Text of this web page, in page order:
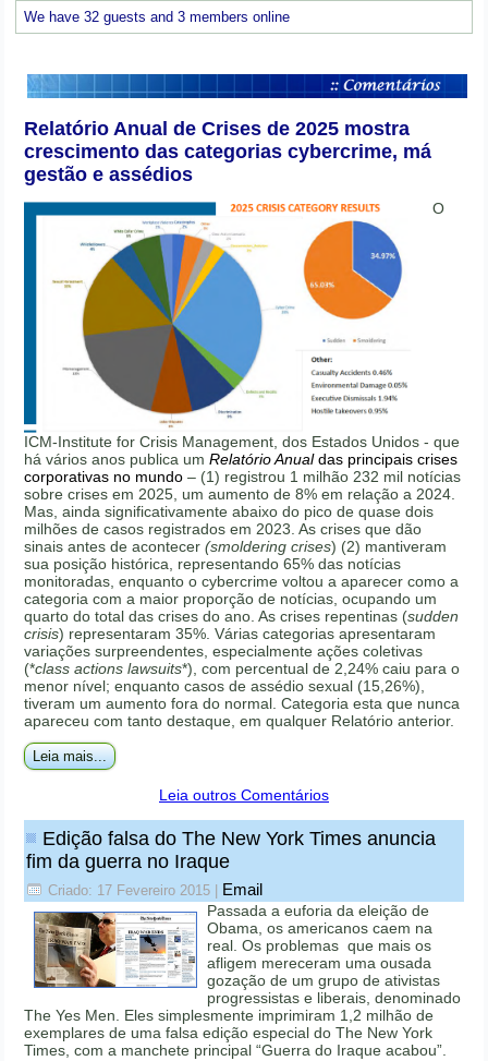
We have 32 guests and 3 members online
Relatório Anual de Crises de 2025 mostra
crescimento das categorias cybercrime, má
gestão e assédios
O
ICM-Institute for Crisis Management, dos Estados Unidos - que
há vários anos publica umRelatório Anualdas principais crises
corporativas no mundo – (1) registrou 1 milhão 232 mil notícias
sobre crises em 2025, um aumento de 8% em relação a 2024.
Mas, ainda significativamente abaixo do pico de quase dois
milhões de casos registrados em 2023. As crises que dão
sinais antes de acontecer(smoldering crises) (2) mantiveram
sua posição histórica, representando 65% das notícias
monitoradas, enquanto o cybercrime voltou a aparecer como a
categoria com a maior proporção de notícias, ocupando um
quarto do total das crises do ano. As crises repentinas (sudden
crisis) representaram 35%. Várias categorias apresentaram
variações surpreendentes, especialmente ações coletivas
(*class actions lawsuits*), com percentual de 2,24% caiu para o
menor nível; enquanto casos de assédio sexual (15,26%),
tiveram um aumento fora do normal. Categoria esta que nunca
apareceu com tanto destaque, em qualquer Relatório anterior.
Leia mais...
Leia outros Comentários
Edição falsa do The New York Times anuncia
fim da guerra no Iraque
Criado: 17 Fevereiro 2015 Email
Passada a euforia da eleição de
Obama, os americanos caem na
real. Os problemas que mais os
afligem mereceram uma ousada
gozação de um grupo de ativistas
progressistas e liberais, denominado
The Yes Men. Eles simplesmente imprimiram 1,2 milhão de
exemplares de uma falsa edição especial do The New York
Times, com a manchete principal “Guerra do Iraque acabou”.